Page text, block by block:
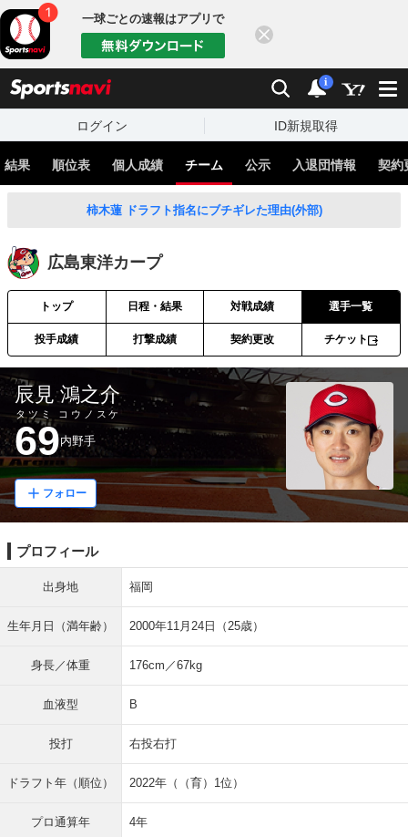
一球ごとの速報はアプリで
検索 通知
i
ログイン ID新規取得
結果 順位表 個人成績 チーム 公示 入退団情報 契約
柿木蓮 ドラフト指名にブチギレた理由(外部)
広島東洋カープ
トップ 日程・結果 対戦成績 選手一覧
投手成績 打撃成績 契約更改 チケット
辰見 鴻之介
タツミ コウノスケ
69内野手
フォロー
プロフィール
出身地 福岡
生年月日（満年齢） 2000年11月24日（25歳）
身長／体重 176cm／67kg
血液型 B
投打 右投右打
ドラフト年（順位） 2022年（（育）1位）
プロ通算年 4年